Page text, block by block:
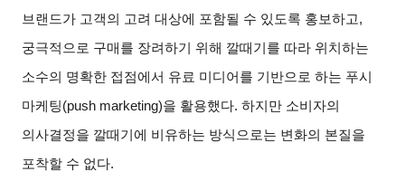
브랜드가 고객의 고려 대상에 포함될 수 있도록 홍보하고,
궁극적으로 구매를 장려하기 위해 깔때기를 따라 위치하는
소수의 명확한 접점에서 유료 미디어를 기반으로 하는 푸시
마케팅(push marketing)을 활용했다. 하지만 소비자의
의사결정을 깔때기에 비유하는 방식으로는 변화의 본질을
포착할 수 없다.